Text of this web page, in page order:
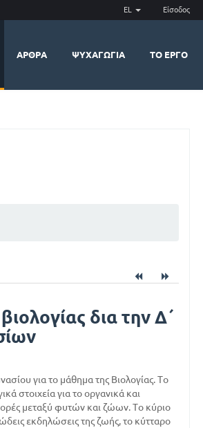
EL Είσοδος
ΆΡΘΡΑ ΨΥΧΑΓΩΓΊΑ ΤΟ ΈΡΓΟ
δια την Δ΄
για το μάθημα της Βιολογίας. Το
στοιχεία για το οργανικά και
μεταξύ φυτών και ζώων. Το κύριο
εκδηλώσεις της ζωής, το κύτταρο